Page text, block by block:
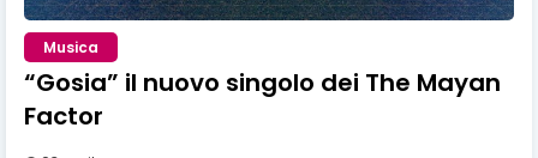
Musica
“Gosia” il nuovo singolo dei The Mayan
Factor